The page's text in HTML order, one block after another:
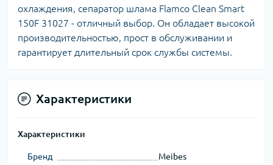
охлаждения, сепаратор шлама Flamco Clean Smart
150F 31027 - отличный выбор. Он обладает высокой
производительностью, прост в обслуживании и
гарантирует длительный срок службы системы.
Характеристики
Характеристики
Бренд Meibes